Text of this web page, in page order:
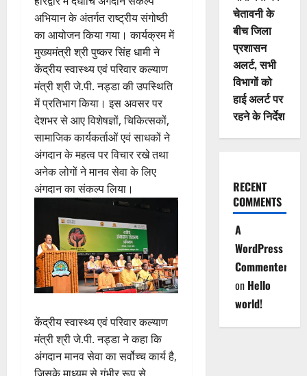
अभियान के अंतर्गत राष्ट्रीय संगोष्ठी
का आयोजन किया गया। कार्यक्रम में
मुख्यमंत्री श्री पुष्कर सिंह धामी ने
केंद्रीय स्वास्थ्य एवं परिवार कल्याण
मंत्री श्री जे.पी. नड्डा की उपस्थिति
में प्रतिभाग किया। इस अवसर पर
देशभर से आए विशेषज्ञों, चिकित्सकों,
सामाजिक कार्यकर्ताओं एवं साधकों ने
अंगदान के महत्व पर विचार रखे तथा
अनेक लोगों ने मानव सेवा के लिए
अंगदान का संकल्प लिया।
केंद्रीय स्वास्थ्य एवं परिवार कल्याण
मंत्री श्री जे.पी. नड्डा ने कहा कि
अंगदान मानव सेवा का सर्वोच्च कार्य है,
चेतावनी के
बीच जिला
प्रशासन
अलर्ट, सभी
विभागों को
हाई अलर्ट पर
रहने के निर्देश
RECENT
COMMENTS
A
WordPress
Commenter
on Hello
world!